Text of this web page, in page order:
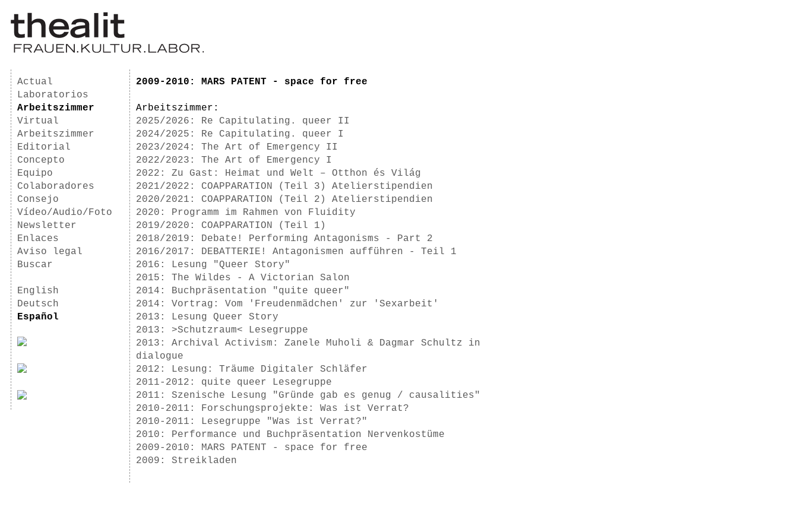
Actual
Laboratorios
Arbeitszimmer
Virtual
Arbeitszimmer
Editorial
Concepto
Equipo
Colaboradores
Consejo
Vídeo/Audio/Foto
Newsletter
Enlaces
Aviso legal
Buscar
English
Deutsch
Español
2009-2010: MARS PATENT - space for free
Arbeitszimmer:
2025/2026: Re Capitulating. queer II
2024/2025: Re Capitulating. queer I
2023/2024: The Art of Emergency II
2022/2023: The Art of Emergency I
2022: Zu Gast: Heimat und Welt – Otthon és Világ
2021/2022: COAPPARATION (Teil 3) Atelierstipendien
2020/2021: COAPPARATION (Teil 2) Atelierstipendien
2020: Programm im Rahmen von Fluidity
2019/2020: COAPPARATION (Teil 1)
2018/2019: Debate! Performing Antagonisms - Part 2
2016/2017: DEBATTERIE! Antagonismen aufführen - Teil 1
2016: Lesung "Queer Story"
2015: The Wildes - A Victorian Salon
2014: Buchpräsentation "quite queer"
2014: Vortrag: Vom 'Freudenmädchen' zur 'Sexarbeit'
2013: Lesung Queer Story
2013: >Schutzraum< Lesegruppe
2013: Archival Activism: Zanele Muholi & Dagmar Schultz in
dialogue
2012: Lesung: Träume Digitaler Schläfer
2011-2012: quite queer Lesegruppe
2011: Szenische Lesung "Gründe gab es genug / causalities"
2010-2011: Forschungsprojekte: Was ist Verrat?
2010-2011: Lesegruppe "Was ist Verrat?"
2010: Performance und Buchpräsentation Nervenkostüme
2009-2010: MARS PATENT - space for free
2009: Streikladen